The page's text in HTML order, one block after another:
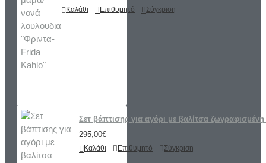
Καλάθι Επιθυμητό Σύγκριση
Σετ βάπτισης για αγόρι με βαλίτσα
295,00€
Καλάθι Επιθυμητό Σύγκριση